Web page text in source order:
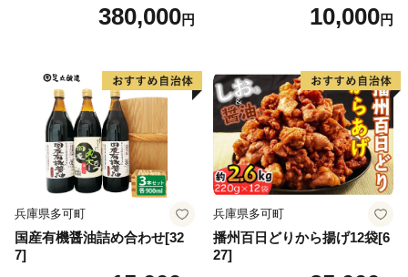
380,000円 10,000円
兵庫県多可町
国産有機醤油詰め合わせ[32
7]
兵庫県多可町
播州百日どりから揚げ12袋[6
27]